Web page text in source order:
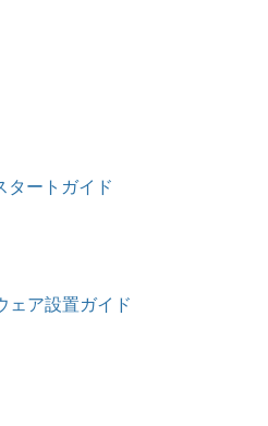
タートガイド
ェア設置ガイド